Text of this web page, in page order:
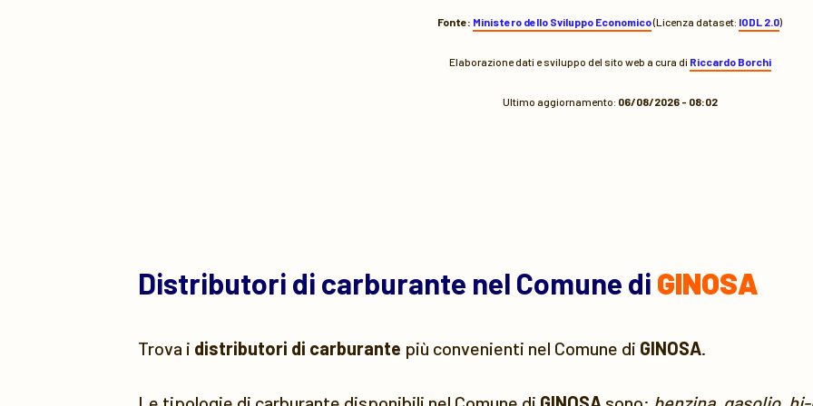
Fonte: Ministero dello Sviluppo Economico(Licenza dataset: IODL 2.0)
Elaborazione dati e sviluppo del sito web a cura di Riccardo Borchi
Ultimo aggiornamento: 06/08/2026 - 08:02
Distributori di carburante nel Comune di GINOSA
Trova i distributori di carburante più convenienti nel Comune di GINOSA.